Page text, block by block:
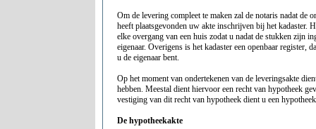
Om de levering compleet te maken zal de notaris nadat de
heeft plaatsgevonden uw akte inschrijven bij het kadaster.
elke overgang van een huis zodat u nadat de stukken zijn
eigenaar. Overigens is het kadaster een openbaar register,
u de eigenaar bent.
Op het moment van ondertekenen van de leveringsakte
hebben. Meestal dient hiervoor een recht van hypotheek
vestiging van dit recht van hypotheek dient u een
De hypotheekakte